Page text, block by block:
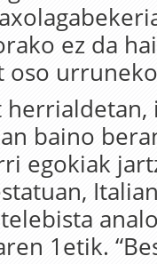
ez da
oso
herrialdetan,
baino
egokiak
1etik.